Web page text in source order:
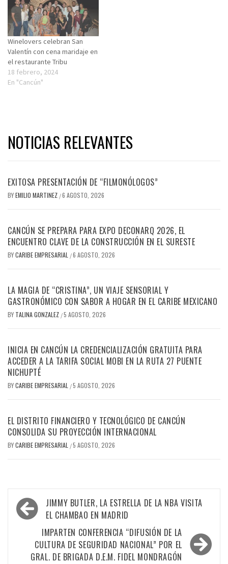
Winelovers celebran San
Valentín con cena maridaje en
el restaurante Tribu
18 febrero, 2024
En "Cancún"
NOTICIAS RELEVANTES
EXITOSA PRESENTACIÓN DE “FILMONÓLOGOS”
BYEMILIO MARTINEZ /6 AGOSTO, 2026
CANCÚN SE PREPARA PARA EXPO DECONARQ 2026, EL
ENCUENTRO CLAVE DE LA CONSTRUCCIÓN EN EL SURESTE
BYCARIBE EMPRESARIAL /6 AGOSTO, 2026
LA MAGIA DE “CRISTINA”, UN VIAJE SENSORIAL Y
GASTRONÓMICO CON SABOR A HOGAR EN EL CARIBE MEXICANO
BY TALINA GONZALEZ /5 AGOSTO, 2026
INICIA EN CANCÚN LA CREDENCIALIZACIÓN GRATUITA PARA
ACCEDER A LA TARIFA SOCIAL MOBI EN LA RUTA 27 PUENTE
NICHUPTÉ
BYCARIBE EMPRESARIAL /5 AGOSTO, 2026
EL DISTRITO FINANCIERO Y TECNOLÓGICO DE CANCÚN
CONSOLIDA SU PROYECCIÓN INTERNACIONAL
BYCARIBE EMPRESARIAL /5 AGOSTO, 2026
Navegación
de
entradas
JIMMY BUTLER, LA ESTRELLA DE LA NBA VISITA
EL CHAMBAO EN MADRID
IMPARTEN CONFERENCIA “DIFUSIÓN DE LA
CULTURA DE SEGURIDAD NACIONAL” POR EL
GRAL. DE BRIGADA D.E.M. FIDEL MONDRAGÓN